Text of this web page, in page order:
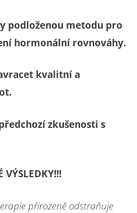
podloženou metodu pro
hormonální rovnováhy.
kvalitní a
zkušenosti s
VÝSLEDKY!!!
přirozeně odstraňuje